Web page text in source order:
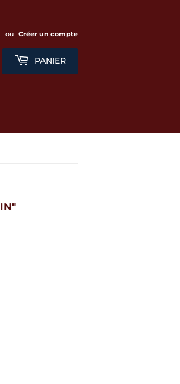
ou Créer un compte
PANIER